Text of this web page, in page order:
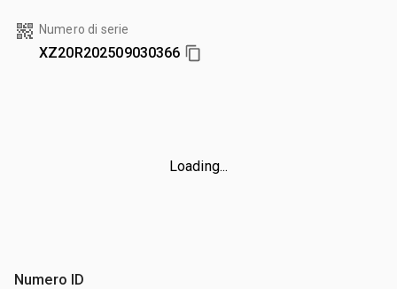
Numero di serie
XZ20R202509030366
Loading...
Numero ID